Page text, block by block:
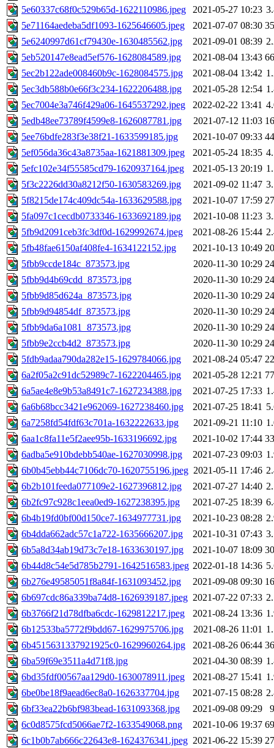
5e60337c68f0c529b65d-1622110986.jpeg
2021-05-27 10:23
5e71164aedeba5df1093-1625646605.jpeg
2021-07-07 08:30
5e6240997d61cf79430e-1630485562.jpg
2021-09-01 08:39
5eb520147e8ead5ef576-1628084589.jpg
2021-08-04 13:43
5ec2b122ade008460b9c-1628084575.jpg
2021-08-04 13:42
5ec3db588b0e66f3c234-1622206488.jpg
2021-05-28 12:54
5ec7004e3a746f429a06-1645537292.jpeg
2022-02-22 13:41
5edb48ee73789f4599e8-1626087781.jpg
2021-07-12 11:03
5ee76bdfe283f3e38f21-1633599185.jpg
2021-10-07 09:33
5ef056da36c43a8735aa-1621881309.jpeg
2021-05-24 18:35
5efc102e34f55585cd79-1620937164.jpeg
2021-05-13 20:19
5f3c2226dd30a8212f50-1630583269.jpg
2021-09-02 11:47
5f8215de174c409dc54a-1633629588.jpg
2021-10-07 17:59
5fa097c1cecdb0733346-1633692189.jpg
2021-10-08 11:23
5fb9d2091ceb3fc3df0d-1629992674.jpeg
2021-08-26 15:44
5fb48fae6150af408fe4-1634122152.jpg
2021-10-13 10:49
5fbb9ccde184c_873573.jpg
2020-11-30 10:29
5fbb9d4b69cdd_873573.jpg
2020-11-30 10:29
5fbb9d85d624a_873573.jpg
2020-11-30 10:29
5fbb9d94854df_873573.jpg
2020-11-30 10:29
5fbb9da6a1081_873573.jpg
2020-11-30 10:29
5fbb9e2ccb4d2_873573.jpg
2020-11-30 10:29
5fdb9adaa790da282e15-1629784066.jpg
2021-08-24 05:47
6a2f05a2c91dc52989c7-1622204465.jpg
2021-05-28 12:21
6a5ae4e8e9b53a8491c7-1627234388.jpg
2021-07-25 17:33
6a6b68bcc3421e962069-1627238460.jpg
2021-07-25 18:41
6a7258fd54fdf63c701a-1632222633.jpg
2021-09-21 11:10
6aa1c8fa11e5f2aee95b-1633196692.jpg
2021-10-02 17:44
6adba5e910bdebb540ae-1627030998.jpg
2021-07-23 09:03
6b0b45ebb44c7106dc70-1620755196.jpeg 2021-05-11 17:46
6b2b101feeda077109e2-1627396812.jpg
2021-07-27 14:40
6b2fc97c928c1eea0ed9-1627238395.jpg
2021-07-25 18:39
6b4b19fd0bf00d150ce7-1634977731.jpg
2021-10-23 08:28
6b4dda662adc57c1a722-1635666207.jpg
2021-10-31 07:43
6b5a8d34ab19d73c7e18-1633630197.jpg
2021-10-07 18:09
6b44d8c54e5d785b2791-1642516583.jpeg 2022-01-18 14:36
6b276e49585051f8a84f-1631093452.jpg
2021-09-08 09:30
6b697cdc86a339ba74d8-1626939187.jpeg 2021-07-22 07:33
6b3766f21d78dfba6cdc-1629812217.jpeg
2021-08-24 13:36
6b12533ba5772f9bdd67-1629975706.jpg
2021-08-26 11:01
6b4515631337921925c0-1629960264.jpg
2021-08-26 06:44
6ba59f69e3511a4d71f8.jpg
2021-04-30 08:39
6bd35fdf00567aa129d0-1630078911.jpeg
2021-08-27 15:41
6be0be18f9aead6ec8a0-1626337704.jpg
2021-07-15 08:28
6bf33ea22b6bf983bead-1631093368.jpg
2021-09-08 09:29
6c0d8575fcd5066ae7f2-1633549068.png
2021-10-06 19:37
6c1b0b7ab666c22643e8-1624376341.jpeg 2021-06-22 15:39